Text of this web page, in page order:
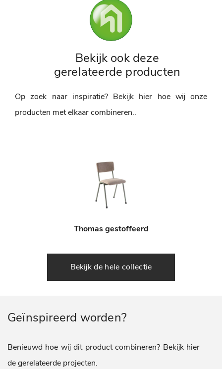
Bekijk ook deze
gerelateerde producten
Op zoek naar inspiratie? Bekijk hier hoe wij onze
producten met elkaar combineren..
Thomas gestoffeerd
Bekijk de hele collectie
Geïnspireerd worden?
Benieuwd hoe wij dit product combineren? Bekijk hier
de gerelateerde projecten.